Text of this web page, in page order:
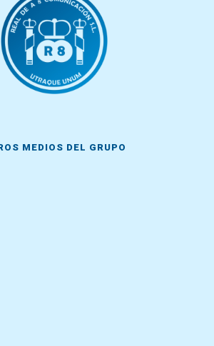
MEDIOS DEL GRUPO